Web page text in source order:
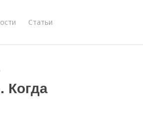
Статьи
Когда